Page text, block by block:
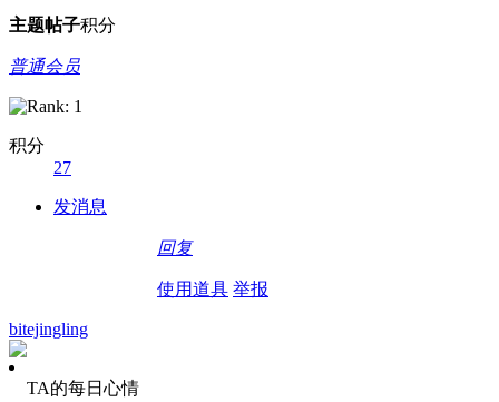
主题帖子积分
普通会员
积分
27
发消息
回复
使用道具 举报
bitejingling
TA的每日心情